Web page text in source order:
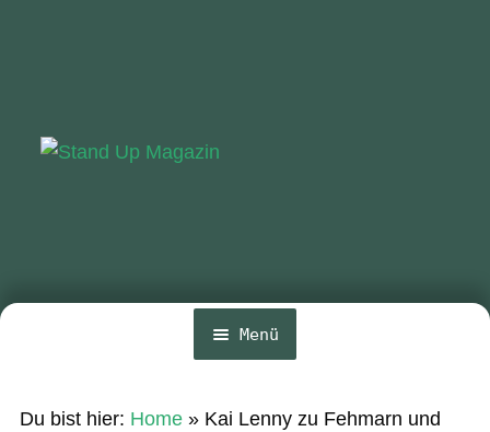
Menü
Du bist hier: Home» Kai Lenny zu Fehmarn und